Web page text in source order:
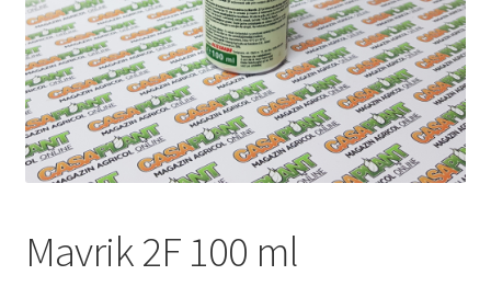
Mavrik 2F 100 ml